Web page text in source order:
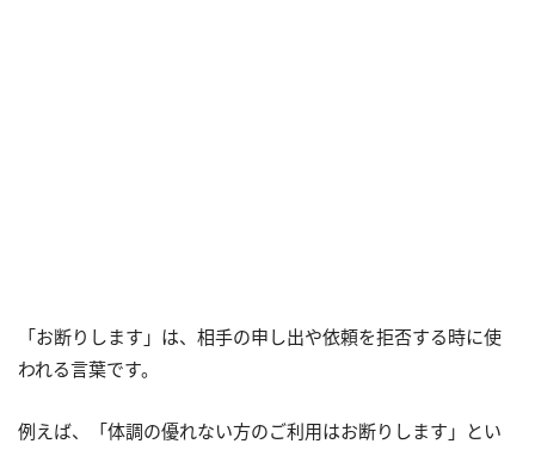
「お断りします」は、相手の申し出や依頼を拒否する時に使
われる言葉です。
例えば、「体調の優れない方のご利用はお断りします」とい